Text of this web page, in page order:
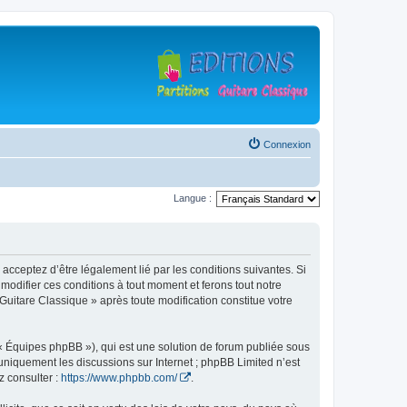
Connexion
Langue :
d’être légalement lié par les conditions suivantes. Si
ces conditions à tout moment et ferons tout notre
Classique » après toute modification constitue votre
phpBB »), qui est une solution de forum publiée sous
les discussions sur Internet ; phpBB Limited n’est
consulter : https://www.phpbb.com/ .